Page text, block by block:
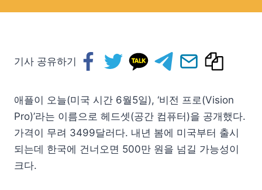
기사 공유하기
애플이 오늘(미국 시간 6월5일), ‘비전 프로(Vision
Pro)’라는 이름으로 헤드셋(공간 컴퓨터)을 공개했다.
가격이 무려 3499달러다. 내년 봄에 미국부터 출시
되는데 한국에 건너오면 500만 원을 넘길 가능성이
크다.